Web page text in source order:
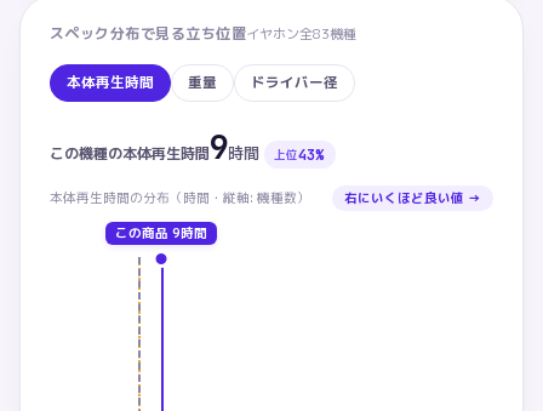
スペック分布で見る立ち位置イヤホン全83機種
本体再生時間 重量 ドライバー径
本体再生時間：この商品 9時間。カテゴリ中央値 8時
この機種の本体再生時間9時間 上位43%
本体再生時間の分布（ 時間・ 縦軸: 機種数） 右にいくほど良い値 →
この商品 9時間